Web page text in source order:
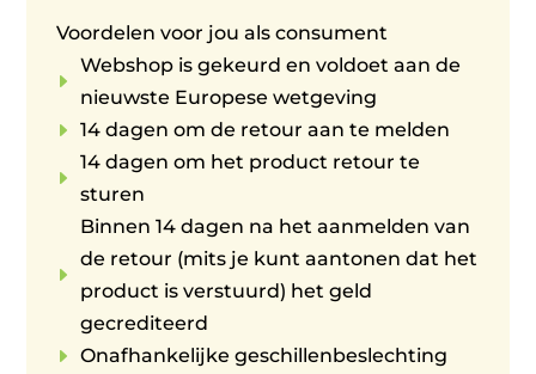
Voordelen voor jou als consument
E
Webshop is gekeurd en voldoet aan de
nieuwste Europese wetgeving
E 14 dagen om de retour aan te melden
E
14 dagen om het product retour te
sturen
E
Binnen 14 dagen na het aanmelden van
de retour (mits je kunt aantonen dat het
product is verstuurd) het geld
gecrediteerd
E Onafhankelijke geschillenbeslechting